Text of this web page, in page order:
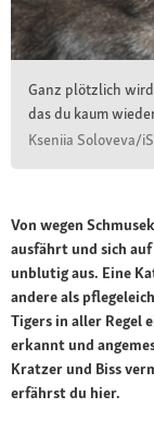
Ganz plötzlich
das du kaum
Kseniia Soloveva/
Von wegen
ausfährt und sich
unblutig aus. Eine
andere als
Tigers in aller Regel
erkannt und
Kratzer und Biss
erfährst du hier.